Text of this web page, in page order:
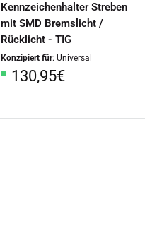
Kennzeichenhalter Streben
mit SMD Bremslicht /
Rücklicht - TIG
Konzipiert für: Universal
Sonderpreis
130,95€